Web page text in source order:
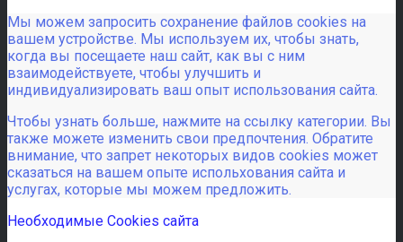
Мы можем запросить сохранение файлов cookies на
вашем устройстве. Мы используем их, чтобы знать,
когда вы посещаете наш сайт, как вы с ним
взаимодействуете, чтобы улучшить и
индивидуализировать ваш опыт использования сайта.
Чтобы узнать больше, нажмите на ссылку категории. Вы
также можете изменить свои предпочтения. Обратите
внимание, что запрет некоторых видов cookies может
сказаться на вашем опыте испольхования сайта и
услугах, которые мы можем предложить.
Необходимые Cookies сайта